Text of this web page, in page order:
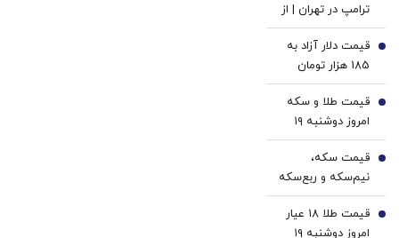
میکنه
خرید40%تخفیف
(40%off)
ترامپ در تهران | از
بلوف و تهدید تا
عقب‌نشینی و
بازگشت به میز
مذاکره
قیمت دلار آزاد به
185 هزار تومان
رسید
2
قیمت طلا و سکه
امروز دوشنبه ۱۹
مرداد ۱۴۰۵/افزایش
قیمت طلا و سکه
امامی
3
قیمت سکه،
نیم‌سکه و ربع‌سکه
امروز دوشنبه ۱۹
مرداد ۱۴۰۵/ افزایش
4
قیمت طلا ۱۸ عیار
امروز دوشنبه ۱۹
5